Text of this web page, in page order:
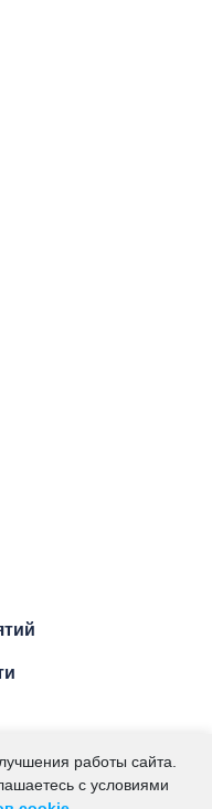
работы сайта.
с условиями